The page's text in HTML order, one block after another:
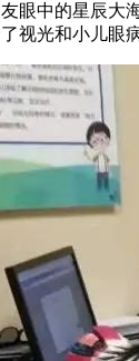
眼中的星辰大
视光和小儿眼病